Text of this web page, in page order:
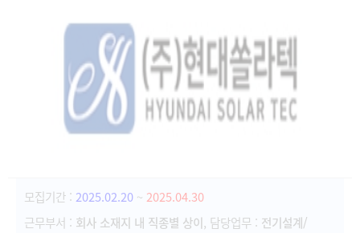
모집기간 : 2025.02.20 ~ 2025.04.30
근무부서 : 회사 소재지 내 직종별 상이, 담당업무 : 전기설계/